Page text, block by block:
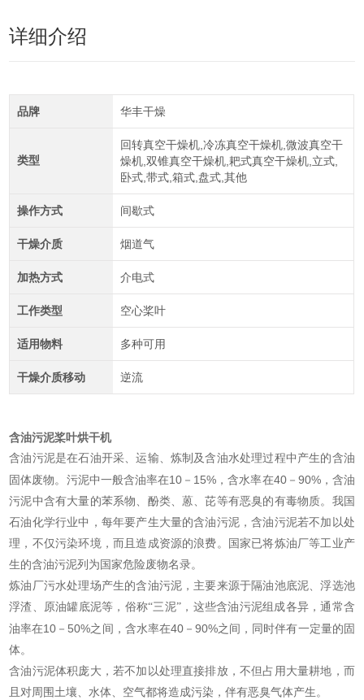
详细介绍
品牌 华丰干燥
类型
回转真空干燥机,冷冻真空干燥机,微波真空干
燥机,双锥真空干燥机,耙式真空干燥机,立式,
卧式,带式,箱式,盘式,其他
操作方式 间歇式
干燥介质 烟道气
加热方式 介电式
工作类型 空心桨叶
适用物料 多种可用
干燥介质移动 逆流
含油污泥桨叶烘干机
含油污泥是在石油开采、运输、炼制及含油水处理过程中产生的含油
固体废物。污泥中一般含油率在10 － 15% ，含水率在40－ 90%，含油
污泥中含有大量的苯系物、酚类、蒽、芘等有恶臭的有毒物质。我国
石油化学行业中，每年要产生大量的含油污泥，含油污泥若不加以处
理，不仅污染环境，而且造成资源的浪费。国家已将炼油厂等工业产
生的含油污泥列为国家危险废物名录。
炼油厂污水处理场产生的含油污泥，主要来源于隔油池底泥、浮选池
浮渣、原油罐底泥等，俗称“三泥”，这些含油污泥组成各异，通常含
油率在10 － 50%之间，含水率在40－ 90%之间，同时伴有一定量的固
体。
含油污泥体积庞大，若不加以处理直接排放，不但占用大量耕地，而
且对周围土壤、水体、空气都将造成污染，伴有恶臭气体产生。